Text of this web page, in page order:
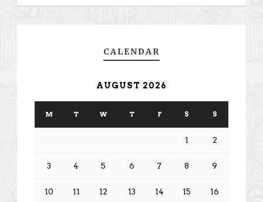
CALENDAR
AUGUST 2026
M T W T F S S
1 2
3 4 5 6 7 8 9
10 11 12 13 14 15 16